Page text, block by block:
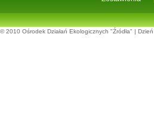
© 2010 Ośrodek Działań Ekologicznych "Źródła" |